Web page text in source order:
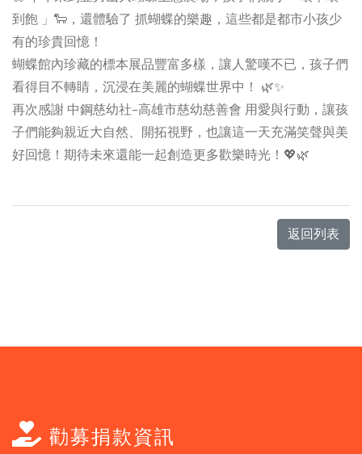
到飽 」🐑，還體驗了 抓蝴蝶的樂趣，這些都是都市小孩少
有的珍貴回憶！
蝴蝶館內珍藏的標本展品豐富多樣，讓人驚嘆不已，孩子們
看得目不轉睛，沉浸在美麗的蝴蝶世界中！ 🌿✨
再次感謝 中鋼慈幼社-高雄市慈幼慈善會 用愛與行動，讓孩
子們能夠親近大自然、開拓視野，也讓這一天充滿笑聲與美
好回憶！期待未來還能一起創造更多歡樂時光！💖🌿
返回列表
勸募捐款資訊